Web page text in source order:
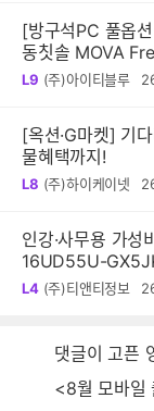
[방구석PC 풀옵
동칫솔 MOVA
진동 음파 전동칫
L9 (주)아이티블루
[옥션·G마켓] 기
물혜택까지!
L8 (주)하이케이넷
인강·사무용 가
16UD55U-
L4 (주)티앤티정보
댓글이 고픈
<8월 모바일